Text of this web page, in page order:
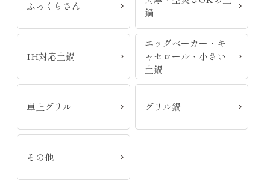
ふっくらさん
鍋
IH対応土鍋
エッグベーカー・キ
ャセロール・小さい
土鍋
卓上グリル グリル鍋
その他